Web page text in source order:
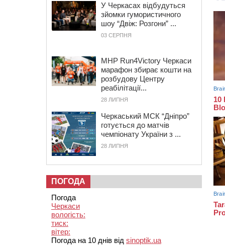
У Черкасах відбудуться
зйомки гумористичного
шоу “Двіж: Розгони” ...
03 СЕРПНЯ
MHP Run4Victory Черкаси
марафон збирає кошти на
розбудову Центру
реабілітації...
28 ЛИПНЯ
Черкаський МСК “Дніпро”
готується до матчів
чемпіонату України з ...
28 ЛИПНЯ
ПОГОДА
Погода
Черкаси
вологість:
тиск:
вітер:
Погода на 10 днів від sinoptik.ua